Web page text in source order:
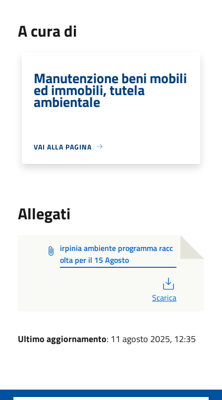
A cura di
Manutenzione beni mobili
ed immobili, tutela
ambientale
VAI ALLA PAGINA
Allegati
irpinia ambiente programma racc
olta per il 15 Agosto
Scarica
Ultimo aggiornamento: 11 agosto 2025, 12:35